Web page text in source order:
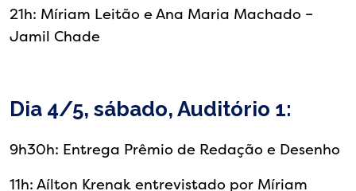
21h: Míriam Leitão e Ana Maria Machado –
Jamil Chade
Dia 4/5, sábado, Auditório 1:
9h30h: Entrega Prêmio de Redação e Desenho
11h: Aílton Krenak entrevistado por Míriam